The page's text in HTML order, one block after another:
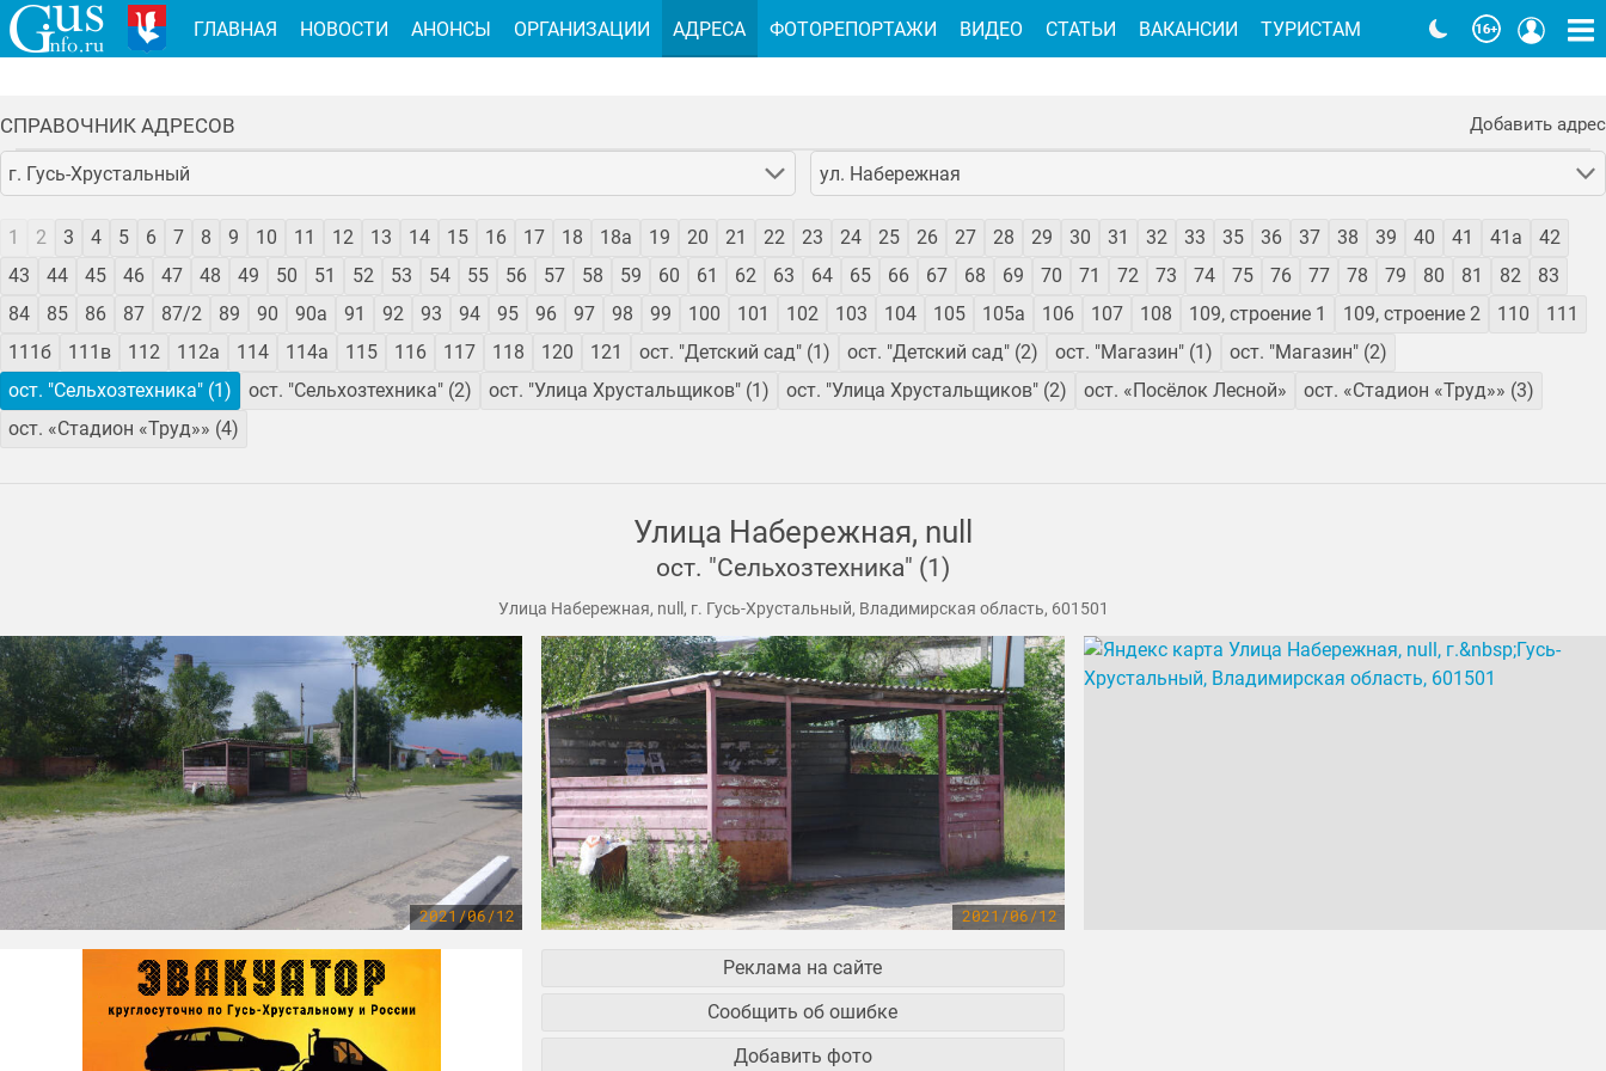
СПРАВОЧНИК АДРЕСОВ Добавить адрес
г. Гусь-Хрустальный ул. Набережная
1 2 3 4 5 6 7 8 9 10 11 12 13 14 15 16 17 18 18а 19 20 21 22 23 24 25 26 27 28 29 30 31 32 33 35 36 37 38 39 40 41 41а
42
43
44 45 46 47 48 49 50 51 52 53 54 55 56 57 58 59 60 61 62 63 64 65 66 67 68 69 70 71 72 73 74 75 76 77 78 79 80 81 82
83
84
85 86 87 87/2 89 90 90а 91 92 93 94 95 96 97 98 99 100 101 102 103 104 105 105а 106 107 108 109, строение 1 109, строение 2 110
111
111б
111в 112 112а 114 114а 115 116 117 118 120 121 ост. "Детский сад" (1) ост. "Детский сад" (2) ост. "Магазин" (1)
ост. "Магазин" (2)
ост. "Сельхозтехника" (1)
ост. "Сельхозтехника" (2) ост. "Улица Хрустальщиков" (1) ост. "Улица Хрустальщиков" (2) ост. «Посёлок Лесной»
ост. «Стадион «Труд»» (3)
ост. «Стадион «Труд»» (4)
Улица Набережная, null
ост. "Сельхозтехника" (1)
Улица Набережная, null, г. Гусь-Хрустальный, Владимирская область, 601501
2021/06/12 2021/06/12
Реклама на сайте
Сообщить об ошибке
Добавить фото
ГЛАВНАЯ НОВОСТИ АНОНСЫ ОРГАНИЗАЦИИ АДРЕСА ФОТОРЕПОРТАЖИ ВИДЕО СТАТЬИ ВАКАНСИИ ТУРИСТАМ